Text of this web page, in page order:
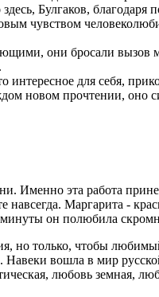
Булгаков,
чувством
они бросали
для себя,
новом прочтении, оно
Именно эта работа
Маргарита -
он полюбила
но только, чтобы
вошла в мир
любовь земная,